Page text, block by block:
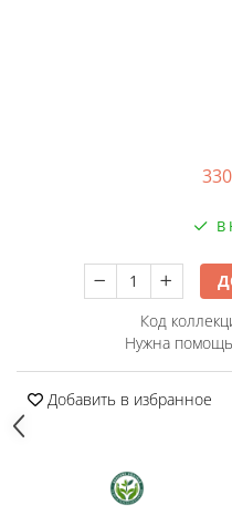
В
Код
Нужна
Добавить в избранное